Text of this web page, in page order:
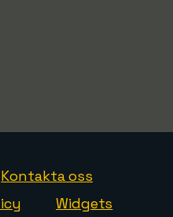
Kontakta oss
Widgets